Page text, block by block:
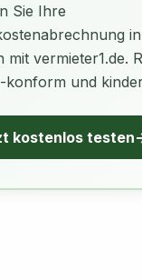
Sie Ihre
mit vermieter1.de.
konform und
kostenlos testen